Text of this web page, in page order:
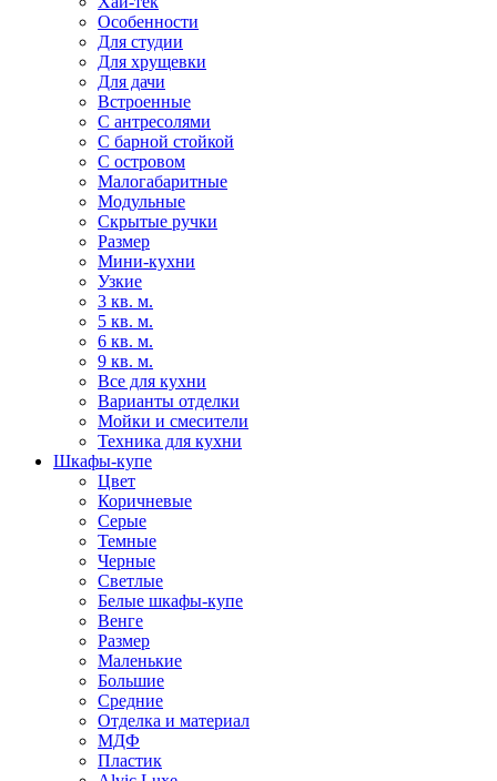
Особенности
Для студии
Для хрущевки
Для дачи
Встроенные
С антресолями
С барной стойкой
С островом
Малогабаритные
Модульные
Скрытые ручки
Размер
Мини-кухни
Узкие
3 кв. м.
5 кв. м.
6 кв. м.
9 кв. м.
Все для кухни
Варианты отделки
Мойки и смесители
Техника для кухни
Шкафы-купе
Цвет
Коричневые
Серые
Темные
Черные
Светлые
Белые шкафы-купе
Венге
Размер
Маленькие
Большие
Средние
Отделка и материал
МДФ
Пластик